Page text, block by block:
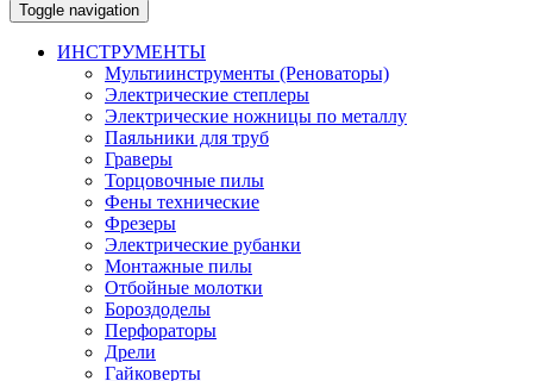
Toggle navigation
ИНСТРУМЕНТЫ
Мультиинструменты (Реноваторы)
Электрические степлеры
Электрические ножницы по металлу
Паяльники для труб
Граверы
Торцовочные пилы
Фены технические
Фрезеры
Электрические рубанки
Монтажные пилы
Отбойные молотки
Бороздоделы
Перфораторы
Дрели
Гайковерты